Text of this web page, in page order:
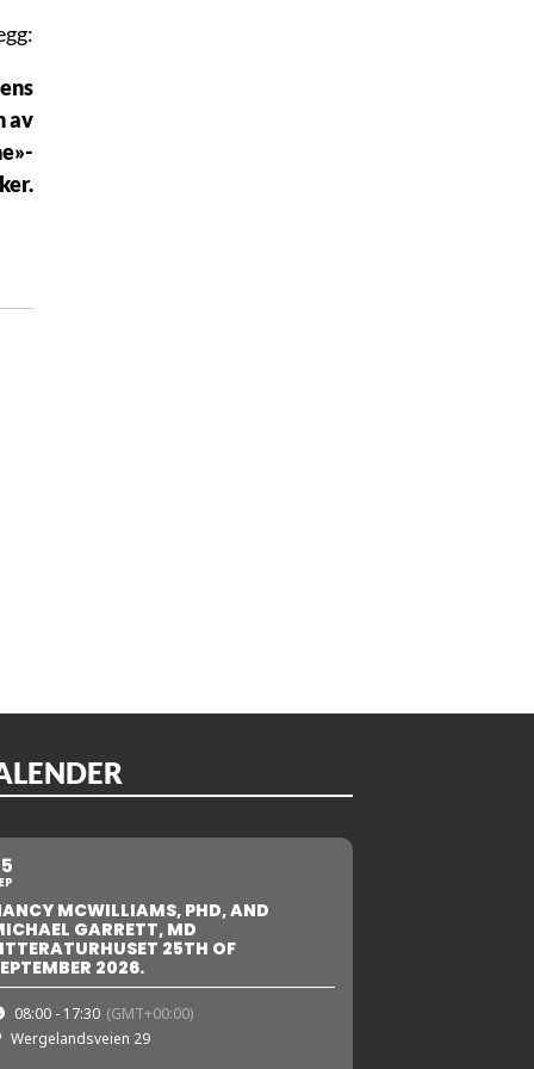
av
MCWILLIAMS, PHD, AND
GARRETT, MD
25TH OF
2026.
08:00 - 17:30 (GMT+00:00)
Wergelandsveien 29